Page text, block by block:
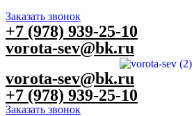
Заказать звонок
+7 (978) 939-25-10
vorota-sev@bk.ru
vorota-sev@bk.ru
+7 (978) 939-25-10
Заказать звонок